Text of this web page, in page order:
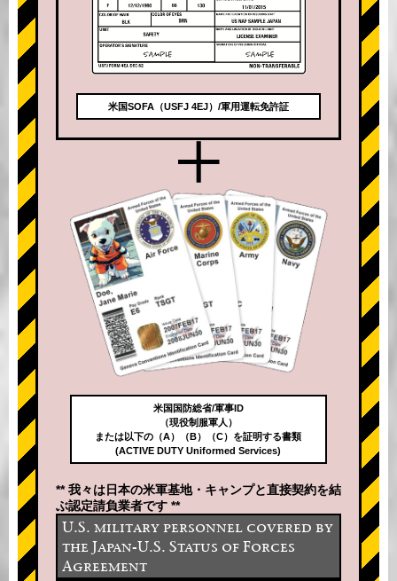
米国SOFA（USFJ 4EJ）/軍用運転免許証
+
米国国防総省/軍事ID
（現役制服軍人）
または以下の（A）（B）（C）を証明する書類
(ACTIVE DUTY Uniformed Services)
** 我々は日本の米軍基地・キャンプと直接契約を結
ぶ認定請負業者です **
U.S. military personnel covered by
the Japan-U.S. Status of Forces
Agreement